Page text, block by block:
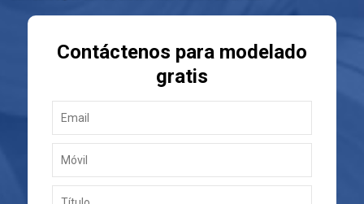
Contáctenos para modelado
gratis